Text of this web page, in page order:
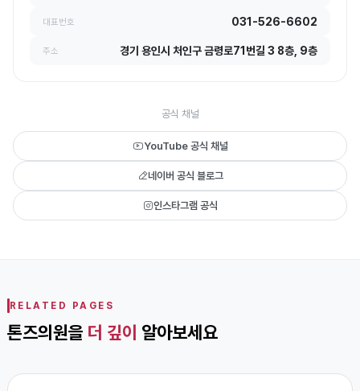
대표번호 031-526-6602
주소 경기 용인시 처인구 금령로71번길 3 8층, 9층
공식 채널
YouTube 공식 채널
네이버 공식 블로그
인스타그램 공식
RELATED PAGES
톤즈의원을 더 깊이 알아보세요